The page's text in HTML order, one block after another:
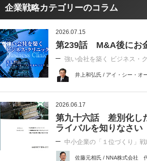
企業戦略カテゴリーのコラム
2026.07.15
第239話 M&A後にお
強い会社を築く ビジネス・
井上和弘氏 / アイ・シー・オ
2026.06.17
第九十六話 差別化し
ライバルを知りなさい
中小企業の「１位づくり」戦
佐藤元相氏 / NNA株式会社